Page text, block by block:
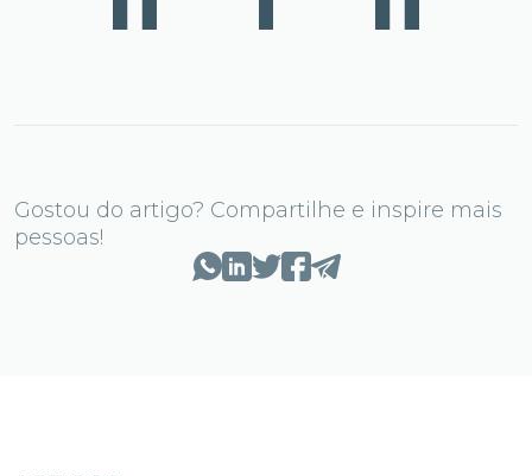
Gostou do artigo? Compartilhe e inspire mais
pessoas!